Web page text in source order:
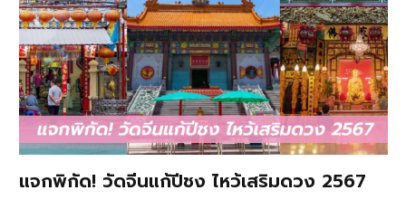
แจกพิกัด! วัดจีนแก้ปีชง ไหว้เสริมดวง 2567